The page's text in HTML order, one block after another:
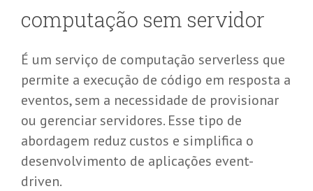
computação sem servidor
É um serviço de computação serverless que
permite a execução de código em resposta a
eventos, sem a necessidade de provisionar
ou gerenciar servidores. Esse tipo de
abordagem reduz custos e simplifica o
desenvolvimento de aplicações event-
driven.